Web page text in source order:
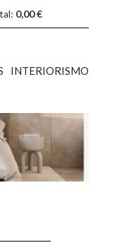
INTERIORISMO
0,00 €